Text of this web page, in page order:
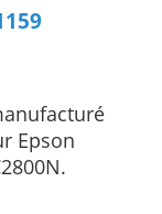
Epson